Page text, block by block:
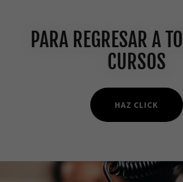
PARA REGRESAR A
CURSOS
HAZ CLICK